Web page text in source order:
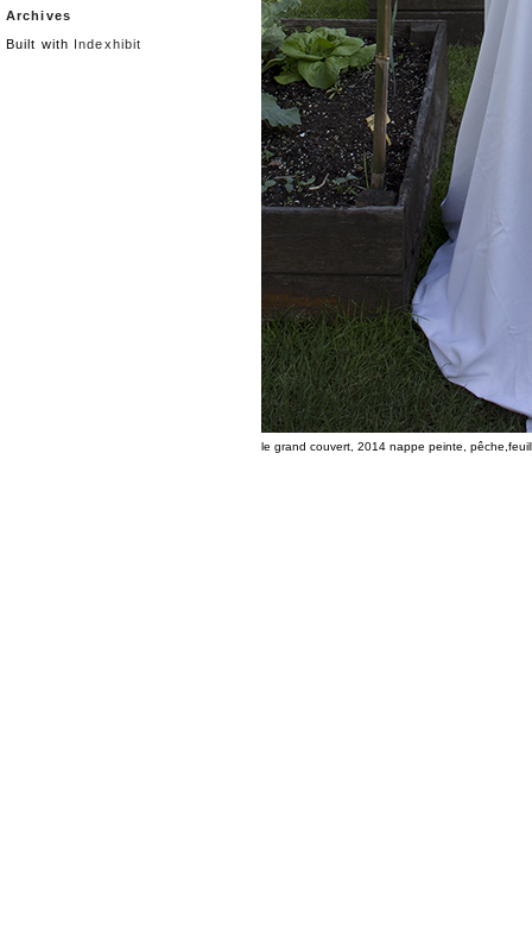
Archives
Built with Indexhibit
le grand couvert, 2014 nappe peinte,